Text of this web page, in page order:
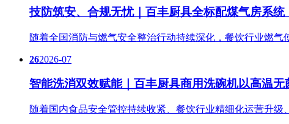
技防筑安、合规无忧｜百丰厨具全标配煤气房系
随着全国消防与燃气安全整治行动持续深化，餐饮行业燃
262026-07
智能洗消双效赋能｜百丰厨具商用洗碗机以高温
随着国内食品安全管控持续收紧、餐饮行业精细化运营升